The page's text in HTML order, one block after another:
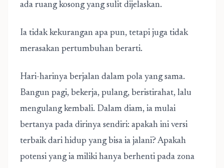
ada ruang kosong yang sulit dijelaskan.
Ia tidak kekurangan apa pun, tetapi juga tidak
merasakan pertumbuhan berarti.
Hari-harinya berjalan dalam pola yang sama.
Bangun pagi, bekerja, pulang, beristirahat, lalu
mengulang kembali. Dalam diam, ia mulai
bertanya pada dirinya sendiri: apakah ini versi
terbaik dari hidup yang bisa ia jalani? Apakah
potensi yang ia miliki hanya berhenti pada zona